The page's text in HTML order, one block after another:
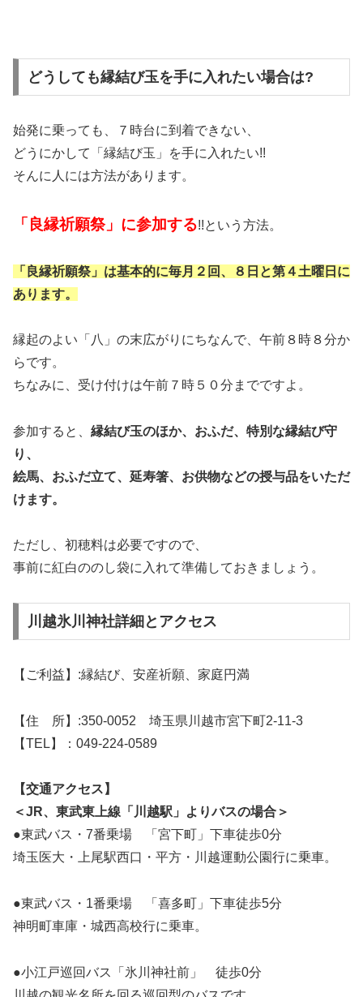
どうしても縁結び玉を手に入れたい場合は?
始発に乗っても、７時台に到着できない、
どうにかして「縁結び玉」を手に入れたい!!
そんに人には方法があります。
「良縁祈願祭」に参加する!!という方法。
「良縁祈願祭」は基本的に毎月２回、８日と第４土曜日に
あります。
縁起のよい「八」の末広がりにちなんで、午前８時８分か
らです。
ちなみに、受け付けは午前７時５０分までですよ。
参加すると、 縁結び玉のほか、おふだ、特別な縁結び守
り、
絵馬、おふだ立て、延寿箸、お供物などの授与品をいただ
けます。
ただし、初穂料は必要ですので、
事前に紅白ののし袋に入れて準備しておきましょう。
川越氷川神社詳細とアクセス
【ご利益】:縁結び、安産祈願、家庭円満
【住 所】:350-0052 埼玉県川越市宮下町2-11-3
【TEL】：049-224-0589
【交通アクセス】
＜JR、東武東上線「川越駅」よりバスの場合＞
●東武バス・7番乗場 「宮下町」下車徒歩0分
埼玉医大・上尾駅西口・平方・川越運動公園行に乗車。
●東武バス・1番乗場 「喜多町」下車徒歩5分
神明町車庫・城西高校行に乗車。
●小江戸巡回バス「氷川神社前」 徒歩0分